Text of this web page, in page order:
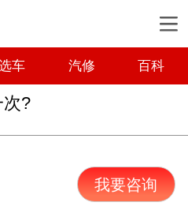
车 汽修 百科
次?
我要咨询